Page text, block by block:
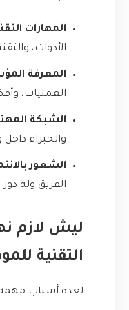
المهارات
الأدوات،
المعرفة
العمليات،
الشبكة
والخبراء
الشعور
الفريق وله
ليش لازم
التقنية
لعدة أسباب